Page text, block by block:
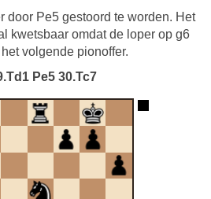
door Pe5 gestoord te worden. Het
kwetsbaar omdat de loper op g6
volgende pionoffer.
Pe5 30.Tc7